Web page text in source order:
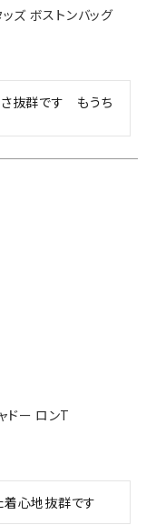
ズ ボストンバッグ
抜群です　もうち
ドー ロンT
心地抜群です